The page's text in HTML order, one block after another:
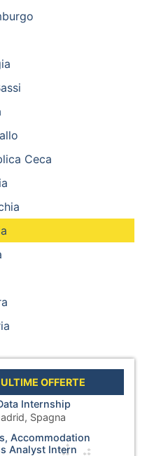
Ceca
ULTIME OFFERTE
Internship
Spagna
Accommodation
Analyst Intern